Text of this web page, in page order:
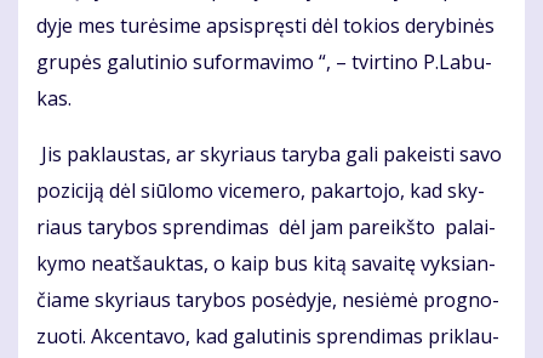
dy­je mes tu­rė­si­me ap­si­spręs­ti dėl to­kios de­ry­bi­nės
gru­pės ga­lu­ti­nio su­for­ma­vi­mo “, – tvir­ti­no P.La­bu­
kas.
Jis pa­klaus­tas, ar sky­riaus ta­ry­ba ga­li pa­keis­ti sa­vo
po­zi­ci­ją dėl siū­lo­mo vi­ce­me­ro, pa­kar­to­jo, kad sky­
riaus ta­ry­bos spren­di­mas dėl jam pa­reikš­to pa­lai­
ky­mo ne­at­šauk­tas, o kaip bus ki­tą sa­vai­tę vyk­sian­
čia­me sky­riaus ta­ry­bos po­sė­dy­je, ne­si­ė­mė prog­no­
zuo­ti. Ak­cen­ta­vo, kad ga­lu­ti­nis spren­di­mas pri­klau­